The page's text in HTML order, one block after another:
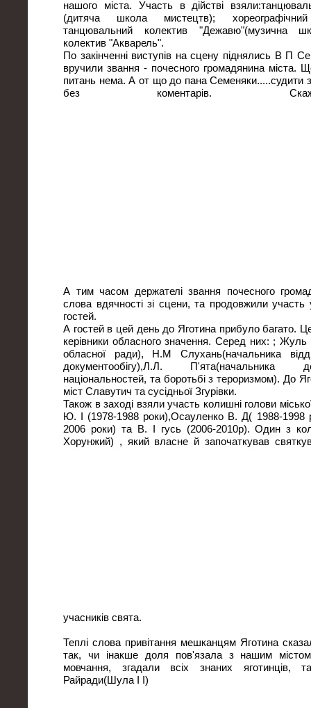
нашого міста. Участь в дійстві
(дитяча школа мистецтв);
танцювальний колектив "Дежавю"(музична
колектив "Акварель".
По закінченні виступів на сцену піднялись В П
вручили звання - почесного громадянина міста.
питань нема. А от що до пана Семеняки.....судити
без коментарів.
А тим часом держателі звання почесного
слова вдячності зі сцени, та продовжили участь
гостей.
А гостей в цей день до Яготина прибуло багато. Це
керівники обласного значення. Серед них: ;
обласної ради), Н.М Слухань(начальника
документообігу),Л.Л. П'ята(начальника
національностей, та боротьбі з тероризмом). До
міст Славутич та сусідньої Згурівки.
Також в заході взяли участь колишні голови
Ю. І (1978-1988 роки),Осауленко В. Д( 1988-1998
2006 роки) та В. І гусь (2006-2010р). Один з
Хорунжий) , який власне й започаткував
учасників свята.
Теплі слова привітання мешканцям Яготина
так, чи інакше доля пов'язала з нашим
мовчання, згадали всіх знаних яготинців,
Райради(Шула І І)